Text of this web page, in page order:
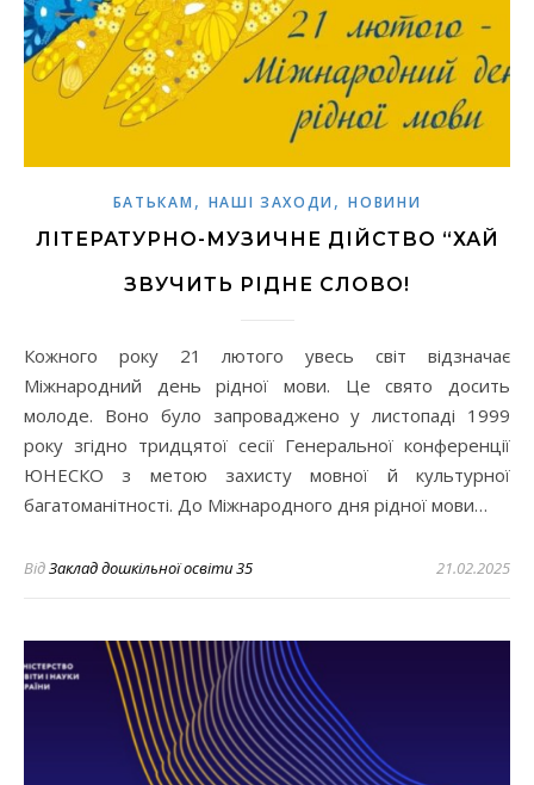
БАТЬКАМ , НАШІ ЗАХОДИ ,НОВИНИ
ЛІТЕРАТУРНО-МУЗИЧНЕ ДІЙСТВО “ХАЙ
ЗВУЧИТЬ РІДНЕ СЛОВО!
Кожного року 21 лютого увесь світ відзначає
Міжнародний день рідної мови. Це свято досить
молоде. Воно було запроваджено у листопаді 1999
року згідно тридцятої сесії Генеральної конференції
ЮНЕСКО з метою захисту мовної й культурної
багатоманітності. До Міжнародного дня рідної мови…
ВідЗаклад дошкільної освіти 35 21.02.2025